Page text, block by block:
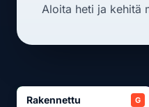
Aloita heti ja kehitä
Rakennettu